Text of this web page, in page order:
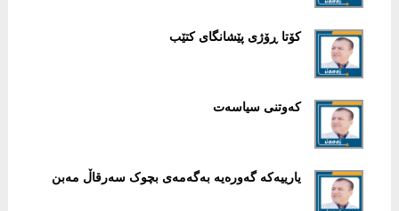
کۆتا ڕۆژی پێشانگای کتێب
کەوتنی سیاسەت
یارییەکە گەورەیە بەگەمەی بچوک سەرقاڵ مەبن